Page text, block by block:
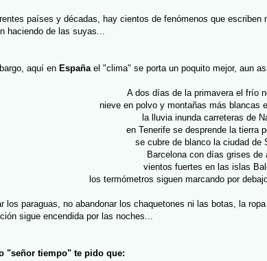
países y décadas, hay cientos de fenómenos que escriben
haciendo de las suyas...
aquí en Españael "clima" se porta un poquito mejor, aun
A dos días de la primavera el frío
nieve en polvo y montañas más blancas
la lluvia inunda carreteras de
en Tenerife se desprende la tierra
se cubre de blanco la ciudad de
Barcelona con días grises de
vientos fuertes en las islas
los termómetros siguen marcando por
los paraguas, no abandonar los chaquetones ni las botas, la
sigue encendida por las noches...
"señor tiempo" te pido que: